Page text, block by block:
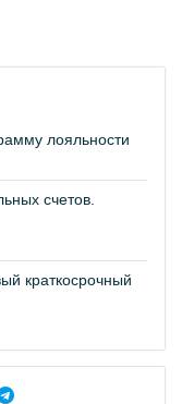
лояльности
счетов.
краткосрочный